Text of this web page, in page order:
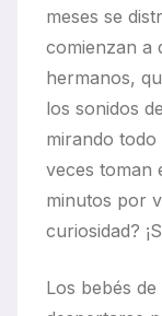
meses se
comienzan a
hermanos,
los sonidos
mirando
veces toman
minutos por
curiosidad?
Los bebés